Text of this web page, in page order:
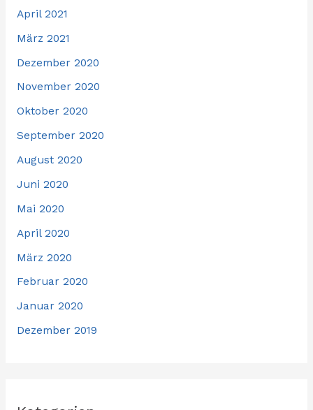
April 2021
März 2021
Dezember 2020
November 2020
Oktober 2020
September 2020
August 2020
Juni 2020
Mai 2020
April 2020
März 2020
Februar 2020
Januar 2020
Dezember 2019